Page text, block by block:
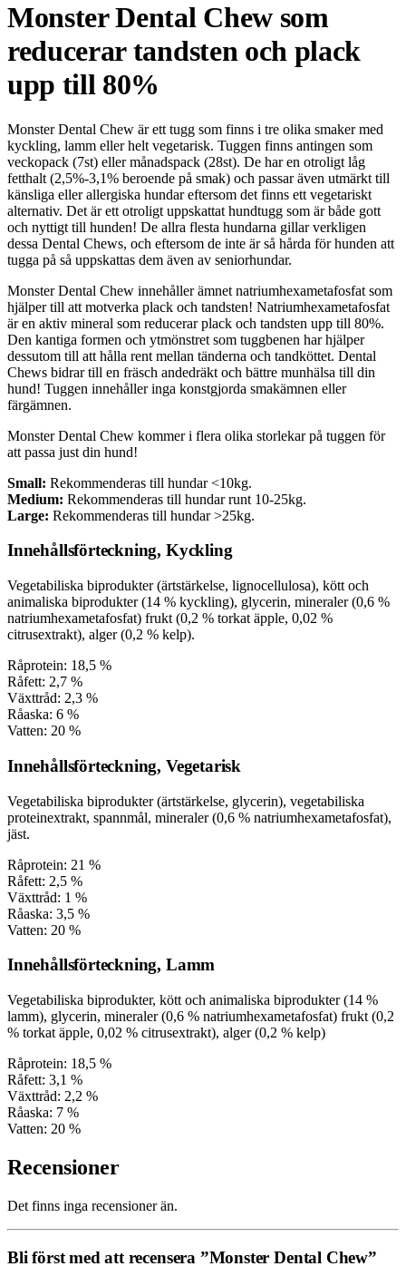
Monster Dental Chew som
reducerar tandsten och plack
upp till 80%
Monster Dental Chew är ett tugg som finns i tre olika smaker med
kyckling, lamm eller helt vegetarisk. Tuggen finns antingen som
veckopack (7st) eller månadspack (28st). De har en otroligt låg
fetthalt (2,5%-3,1% beroende på smak) och passar även utmärkt till
känsliga eller allergiska hundar eftersom det finns ett vegetariskt
alternativ. Det är ett otroligt uppskattat hundtugg som är både gott
och nyttigt till hunden! De allra flesta hundarna gillar verkligen
dessa Dental Chews, och eftersom de inte är så hårda för hunden att
tugga på så uppskattas dem även av seniorhundar.
Monster Dental Chew innehåller ämnet natriumhexametafosfat som
hjälper till att motverka plack och tandsten! Natriumhexametafosfat
är en aktiv mineral som reducerar plack och tandsten upp till 80%.
Den kantiga formen och ytmönstret som tuggbenen har hjälper
dessutom till att hålla rent mellan tänderna och tandköttet. Dental
Chews bidrar till en fräsch andedräkt och bättre munhälsa till din
hund! Tuggen innehåller inga konstgjorda smakämnen eller
färgämnen.
Monster Dental Chew kommer i flera olika storlekar på tuggen för
att passa just din hund!
Small: Rekommenderas till hundar <10kg.
Medium: Rekommenderas till hundar runt 10-25kg.
Large: Rekommenderas till hundar >25kg.
Innehållsförteckning, Kyckling
Vegetabiliska biprodukter (ärtstärkelse, lignocellulosa), kött och
animaliska biprodukter (14 % kyckling), glycerin, mineraler (0,6 %
natriumhexametafosfat) frukt (0,2 % torkat äpple, 0,02 %
citrusextrakt), alger (0,2 % kelp).
Råprotein: 18,5 %
Råfett: 2,7 %
Växttråd: 2,3 %
Råaska: 6 %
Vatten: 20 %
Innehållsförteckning, Vegetarisk
Vegetabiliska biprodukter (ärtstärkelse, glycerin), vegetabiliska
proteinextrakt, spannmål, mineraler (0,6 % natriumhexametafosfat),
jäst.
Råprotein: 21 %
Råfett: 2,5 %
Växttråd: 1 %
Råaska: 3,5 %
Vatten: 20 %
Innehållsförteckning, Lamm
Vegetabiliska biprodukter, kött och animaliska biprodukter (14 %
lamm), glycerin, mineraler (0,6 % natriumhexametafosfat) frukt (0,2
% torkat äpple, 0,02 % citrusextrakt), alger (0,2 % kelp)
Råprotein: 18,5 %
Råfett: 3,1 %
Växttråd: 2,2 %
Råaska: 7 %
Vatten: 20 %
Recensioner
Det finns inga recensioner än.
Bli först med att recensera ”Monster Dental Chew”